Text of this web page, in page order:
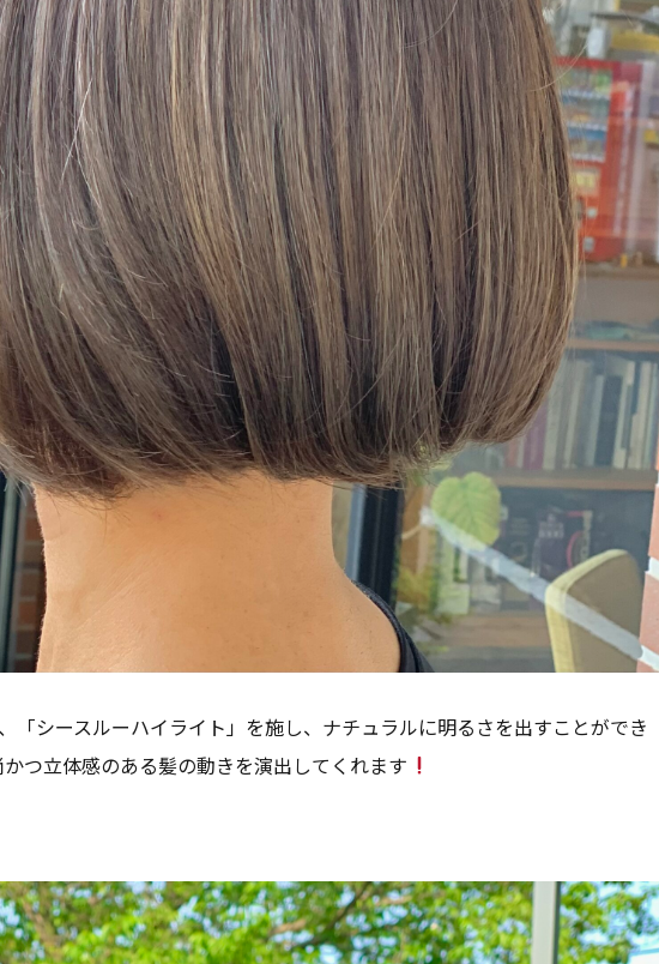
「シースルーハイライト」を施し、ナチュラルに明るさを出すことができ
かつ立体感のある髪の動きを演出してくれます